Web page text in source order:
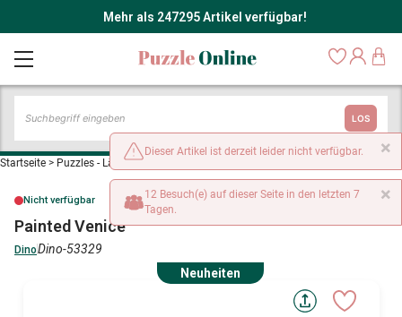
Mehr als 247295 Artikel verfügbar!
LOS
Startseite > Puzzles - Länder: Italien
Nicht verfügbar
Painted Venice
DinoDino-53329
Neuheiten
×
Dieser Artikel ist derzeit leider nicht verfügbar.
×
12 Besuch(e) auf dieser Seite in den letzten 7
Tagen.